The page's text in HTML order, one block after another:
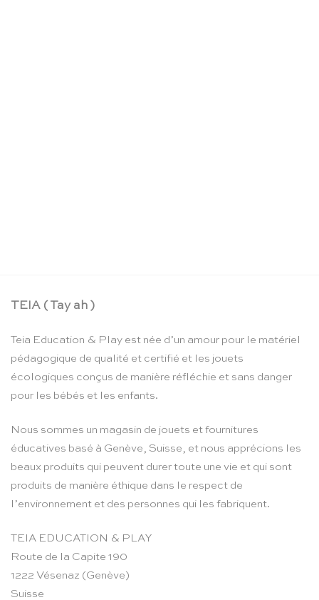
TEIA ( Tay ah )
Teia Education & Play est née d’un amour pour le matériel
pédagogique de qualité et certifié et les jouets
écologiques conçus de manière réfléchie et sans danger
pour les bébés et les enfants.
Nous sommes un magasin de jouets et fournitures
éducatives basé à Genève, Suisse, et nous apprécions les
beaux produits qui peuvent durer toute une vie et qui sont
produits de manière éthique dans le respect de
l’environnement et des personnes qui les fabriquent.
TEIA EDUCATION & PLAY
Route de la Capite 190
1222 Vésenaz (Genève)
Suisse